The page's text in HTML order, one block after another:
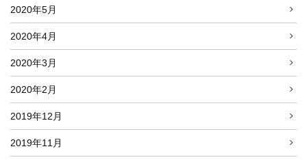
2020年5月
2020年4月
2020年3月
2020年2月
2019年12月
2019年11月